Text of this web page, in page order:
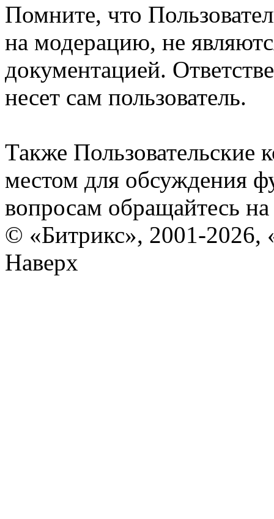
Помните, что
на модерацию, не
документацией.
несет сам пользователь.
Также Пользовательские
местом для обсуждения
вопросам обращайтесь
© «Битрикс», 2001-2026,
Наверх